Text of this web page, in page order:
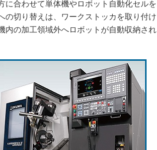
に合わせて単体機やロボット自動化セルを
の切り替えは、ワークストッカを取り付け
内の加工領域外へロボットが自動収納され